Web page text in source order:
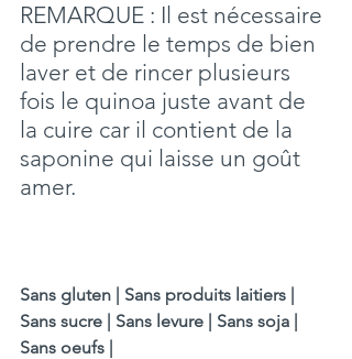
REMARQUE : Il est nécessaire
de prendre le temps de bien
laver et de rincer plusieurs
fois le quinoa juste avant de
la cuire car il contient de la
saponine qui laisse un goût
amer.
Sans gluten | Sans produits laitiers |
Sans sucre | Sans levure | Sans soja |
Sans oeufs |